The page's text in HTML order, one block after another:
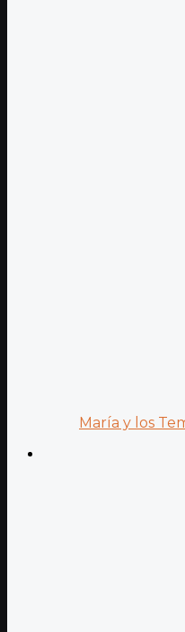
María y los